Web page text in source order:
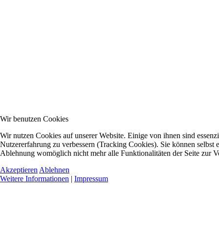
Wir benutzen Cookies
Wir nutzen Cookies auf unserer Website. Einige von ihnen sind
Nutzererfahrung zu verbessern (Tracking Cookies). Sie können selbst
Ablehnung womöglich nicht mehr alle Funktionalitäten der Seite zur
Akzeptieren Ablehnen
Weitere Informationen | Impressum